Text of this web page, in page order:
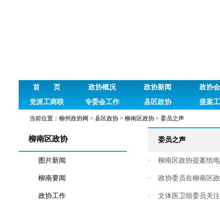
首 页 政协概况 政协新闻
政协
党派工商联
专委会工作 县区政协 提案
当前位置： 柳州政协网 > 县区政协 > 柳南区政协 > 委员之声
柳南区政协
图片新闻
柳南要闻
政协工作
委员之声
· 柳南区政协提案纸
· 政协委员在柳南区
· 文体医卫组委员关